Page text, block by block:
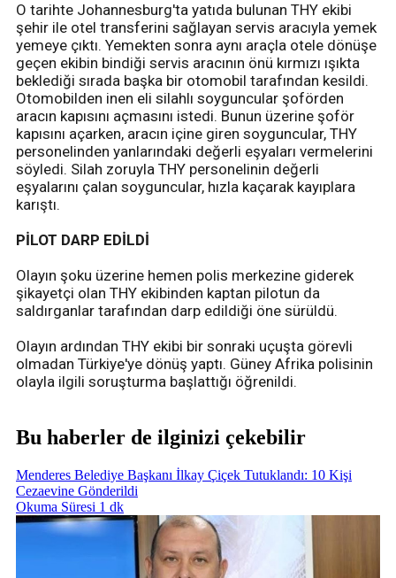
O tarihte Johannesburg'ta yatıda bulunan THY ekibi
şehir ile otel transferini sağlayan servis aracıyla yemek
yemeye çıktı. Yemekten sonra aynı araçla otele dönüşe
geçen ekibin bindiği servis aracının önü kırmızı ışıkta
beklediği sırada başka bir otomobil tarafından kesildi.
Otomobilden inen eli silahlı soyguncular şoförden
aracın kapısını açmasını istedi. Bunun üzerine şoför
kapısını açarken, aracın içine giren soyguncular, THY
personelinden yanlarındaki değerli eşyaları vermelerini
söyledi. Silah zoruyla THY personelinin değerli
eşyalarını çalan soyguncular, hızla kaçarak kayıplara
karıştı.
PİLOT DARP EDİLDİ
Olayın şoku üzerine hemen polis merkezine giderek
şikayetçi olan THY ekibinden kaptan pilotun da
saldırganlar tarafından darp edildiği öne sürüldü.
Olayın ardından THY ekibi bir sonraki uçuşta görevli
olmadan Türkiye'ye dönüş yaptı. Güney Afrika polisinin
olayla ilgili soruşturma başlattığı öğrenildi.
Bu haberler de ilginizi çekebilir
Menderes Belediye Başkanı İlkay Çiçek Tutuklandı: 10 Kişi
Cezaevine Gönderildi
Okuma Süresi 1 dk